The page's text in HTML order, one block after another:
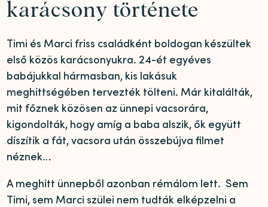
karácsony története
Timi és Marci friss családként boldogan készültek
első közös karácsonyukra. 24-ét egyéves
babájukkal hármasban, kis lakásuk
meghittségében tervezték tölteni. Már kitalálták,
mit főznek közösen az ünnepi vacsorára,
kigondolták, hogy amíg a baba alszik, ők együtt
díszítik a fát, vacsora után összebújva filmet
néznek…
A meghitt ünnepből azonban rémálom lett. Sem
Timi, sem Marci szülei nem tudták elképzelni a